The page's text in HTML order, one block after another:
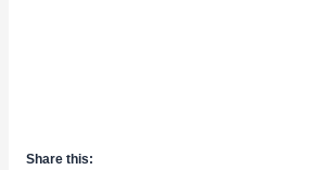
Share this: